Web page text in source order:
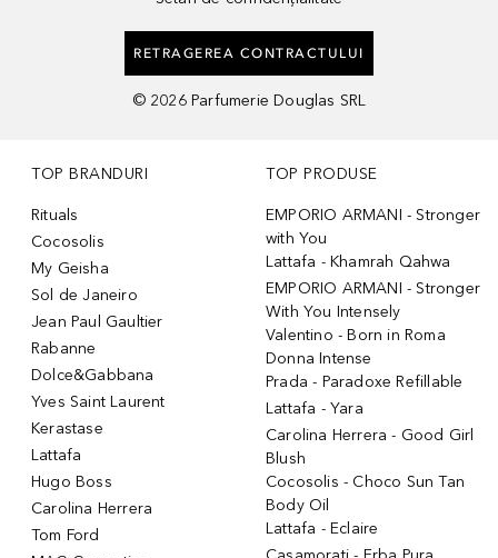
RETRAGEREA CONTRACTULUI
© 2026 Parfumerie Douglas SRL
TOP BRANDURI
Rituals
Cocosolis
My Geisha
Sol de Janeiro
Jean Paul Gaultier
Rabanne
Dolce&Gabbana
Yves Saint Laurent
Kerastase
Lattafa
Hugo Boss
Carolina Herrera
Tom Ford
TOP PRODUSE
EMPORIO ARMANI - Stronger
with You
Lattafa - Khamrah Qahwa
EMPORIO ARMANI - Stronger
With You Intensely
Valentino - Born in Roma
Donna Intense
Prada - Paradoxe Refillable
Lattafa - Yara
Carolina Herrera - Good Girl
Blush
Cocosolis - Choco Sun Tan
Body Oil
Lattafa - Eclaire